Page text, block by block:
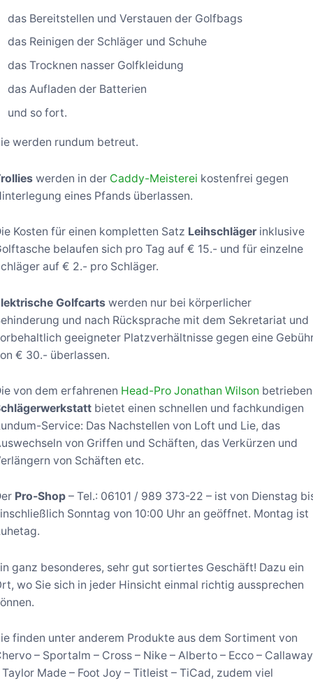
das Bereitstellen und Verstauen der Golfbags
das Reinigen der Schläger und Schuhe
das Trocknen nasser Golfkleidung
das Aufladen der Batterien
und so fort.
werden rundum betreut.
werden in der Caddy-Meisterei kostenfrei gegen
eines Pfands überlassen.
Kosten für einen kompletten Satz Leihschlägerinklusive
belaufen sich pro Tag auf € 15.- und für einzelne
auf € 2.- pro Schläger.
Golfcarts werden nur bei körperlicher
und nach Rücksprache mit dem Sekretariat und
geeigneter Platzverhältnisse gegen eine
€ 30.- überlassen.
von dem erfahrenen Head-Pro Jonathan Wilson
bietet einen schnellen und fachkundigen
Service: Das Nachstellen von Loft und Lie, das
von Griffen und Schäften, das Verkürzen und
von Schäften etc.
Pro-Shop – Tel.: 06101 / 989 373-22 – ist von Dienstag
Sonntag von 10:00 Uhr an geöffnet. Montag ist
ganz besonderes, sehr gut sortiertes Geschäft! Dazu ein
wo Sie sich in jeder Hinsicht einmal richtig aussprechen
finden unter anderem Produkte aus dem Sortiment von
– Sportalm – Cross – Nike – Alberto – Ecco – Callaway
Taylor Made – Foot Joy – Titleist – TiCad, zudem viel